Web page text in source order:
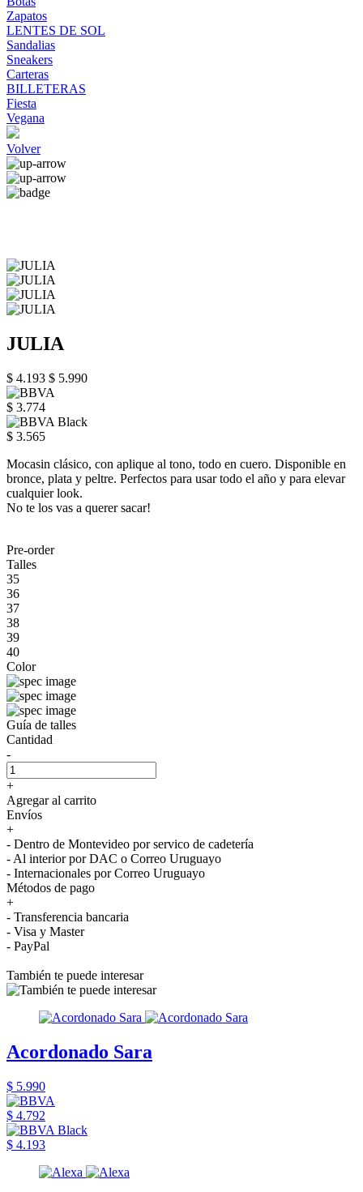
Zapatos
LENTES DE SOL
Sandalias
Sneakers
Carteras
BILLETERAS
Fiesta
Vegana
Volver
JULIA
$ 4.193 $ 5.990
$ 3.774
$ 3.565
Mocasin clásico, con aplique al tono, todo en cuero. Disponible en
bronce, plata y peltre. Perfectos para usar todo el año y para elevar
cualquier look.
No te los vas a querer sacar!
Pre-order
Talles
35
36
37
38
39
40
Color
Guía de talles
Cantidad
-
+
Agregar al carrito
Envíos
+
- Dentro de Montevideo por servico de cadetería
- Al interior por DAC o Correo Uruguayo
- Internacionales por Correo Uruguayo
Métodos de pago
+
- Transferencia bancaria
- Visa y Master
- PayPal
También te puede interesar
Acordonado Sara
$ 5.990
$ 4.792
$ 4.193